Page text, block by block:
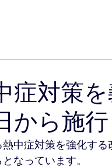
症対策
から施行
中症対策を強化する
なっています。